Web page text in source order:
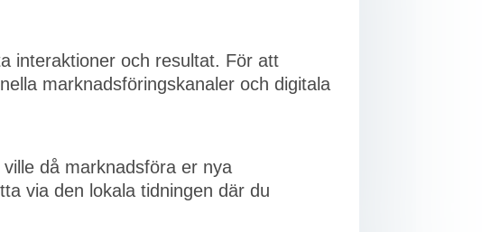
interaktioner och resultat. För att
marknadsföringskanaler och digitala
då marknadsföra er nya
via den lokala tidningen där du